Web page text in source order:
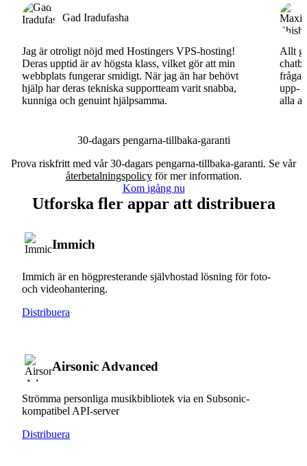
Gad Iradufasha
Jag är otroligt nöjd med Hostingers VPS-hosting!
Deras upptid är av högsta klass, vilket gör att min
webbplats fungerar smidigt. När jag än har behövt
hjälp har deras tekniska supportteam varit snabba,
kunniga och genuint hjälpsamma.
Allt
fråga.
upp-
alla
30-dagars pengarna-tillbaka-garanti
Prova riskfritt med vår 30-dagars pengarna-tillbaka-garanti. Se vår
återbetalningspolicyför mer information.
Kom igång nu
Utforska fler appar att distribuera
Immich
Immich är en högpresterande självhostad lösning för foto-
och videohantering.
Distribuera
Airsonic Advanced
Strömma personliga musikbibliotek via en Subsonic-
kompatibel API-server
Distribuera